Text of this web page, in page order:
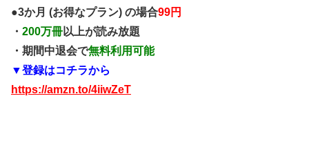
●3か月 (お得なプラン) の場合99円
・ 200万冊以上が読み放題
・期間中退会で無料利用可能
▼登録はコチラから
https://amzn.to/4iiwZeT